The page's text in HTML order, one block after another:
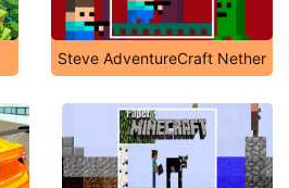
Steve AdventureCraft Nether